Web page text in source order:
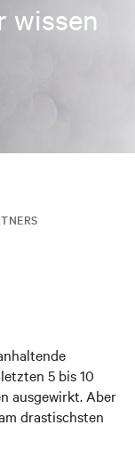
wissen
5 bis 10
ausgewirkt. Aber
drastischsten